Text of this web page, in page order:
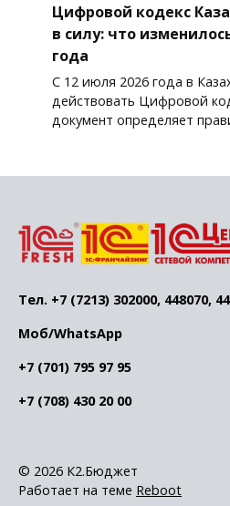
Цифровой кодекс
в силу: что
года
С 12 июля 2026 года в
действовать Цифровой
документ определяет
Тел. +7 (7213) 302000, 448070,
Моб/WhatsApp
+7 (701) 795 97 95
+7 (708) 430 20 00
© 2026 К2.Бюджет
Работает на теме Reboot